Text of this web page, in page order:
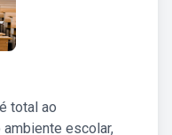
total ao
escolar,